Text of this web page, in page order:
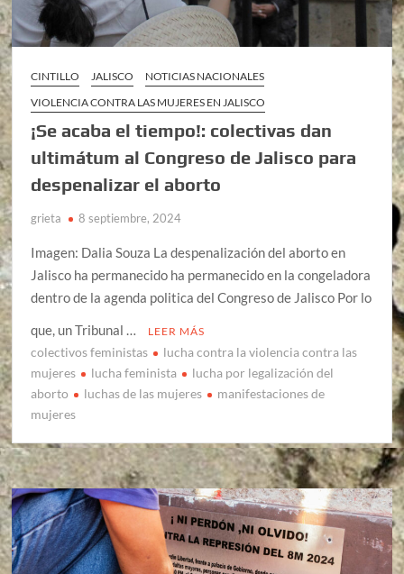
CINTILLO JALISCO
NOTICIAS NACIONALES
VIOLENCIA CONTRA LAS MUJERES EN JALISCO
¡Se acaba el tiempo!: colectivas dan
ultimátum al Congreso de Jalisco para
despenalizar el aborto
grieta 8 septiembre, 2024
Imagen: Dalia Souza La despenalización del aborto en
Jalisco ha permanecido ha permanecido en la congeladora
dentro de la agenda politica del Congreso de Jalisco Por lo
que, un Tribunal …
LEER MÁS
colectivos feministas
lucha contra la violencia contra las
mujeres
lucha feminista
lucha por legalización del
aborto
luchas de las mujeres
manifestaciones de
mujeres